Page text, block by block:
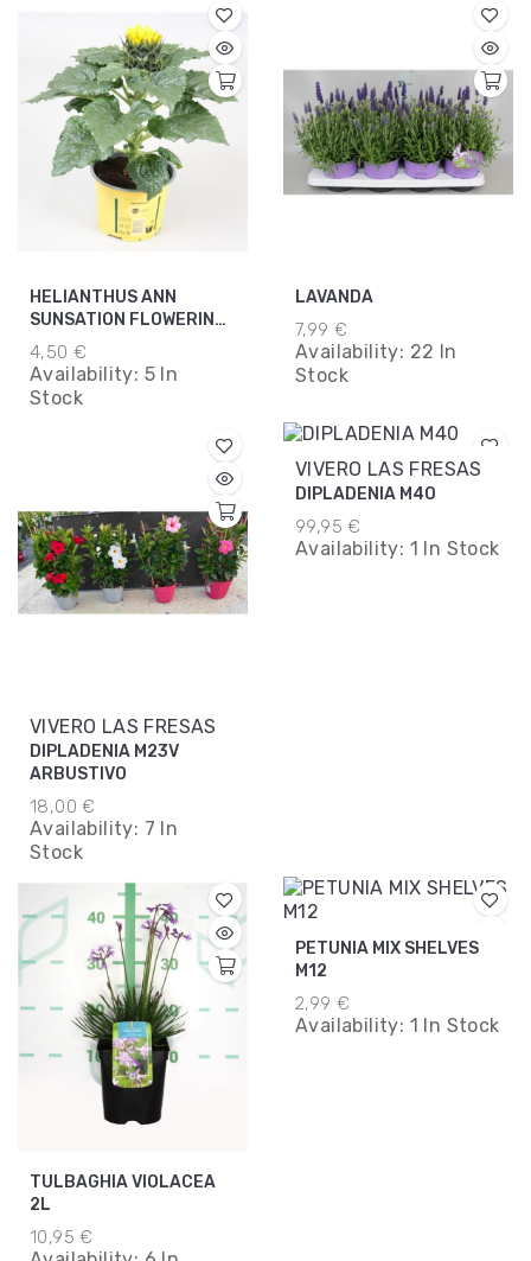
HELIANTHUS ANN
SUNSATION FLOWERING
AMARILLO M13
4,50 €
Availability: 5 In
Stock
LAVANDA
7,99 €
Availability: 22 In
Stock
VIVERO LAS FRESAS
DIPLADENIA M23V
ARBUSTIVO
18,00 €
Availability: 7 In
Stock
VIVERO LAS FRESAS
DIPLADENIA M40
99,95 €
Availability: 1 In Stock
TULBAGHIA VIOLACEA
2L
10,95 €
PETUNIA MIX SHELVES
M12
2,99 €
Availability: 1 In Stock